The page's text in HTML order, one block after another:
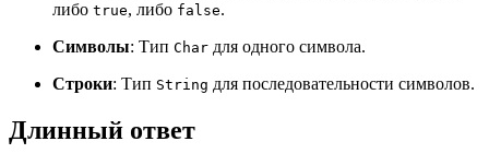
либо true, либо false.
Символы: Тип Char для одного символа.
Строки: Тип String для последовательности символов.
Длинный ответ